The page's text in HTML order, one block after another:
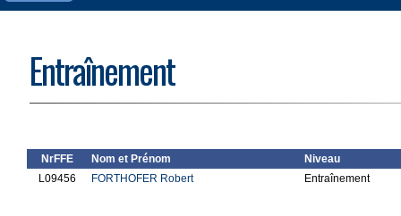
Entraînement
NrFFE Nom et Prénom
Niveau
L09456
FORTHOFER Robert Entraînement